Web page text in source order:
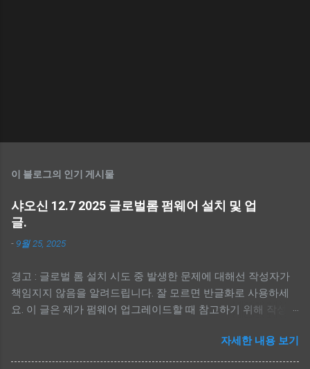
이 블로그의 인기 게시물
샤오신 12.7 2025 글로벌롬 펌웨어 설치 및 업
글.
- 9월 25, 2025
경고 : 글로벌 롬 설치 시도 중 발생한 문제에 대해선 작성자가
책임지지 않음을 알려드립니다. 잘 모르면 반글화로 사용하세
요. 이 글은 제가 펌웨어 업그레이드할 때 참고하기 위해 작성했
요. 전 유튜브 링크와 아무 관련 없습니다. -----------------------
---- - 간단 순서. --------------------------- - 펌웨어, MTK Driver,
자세한 내용 보기